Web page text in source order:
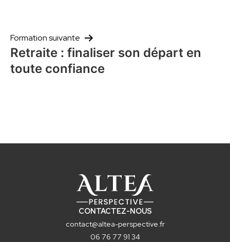
Formation suivante
Retraite : finaliser son départ en
toute confiance
CONTACTEZ-NOUS
contact@altea-perspective.fr
06 76 77 91 34